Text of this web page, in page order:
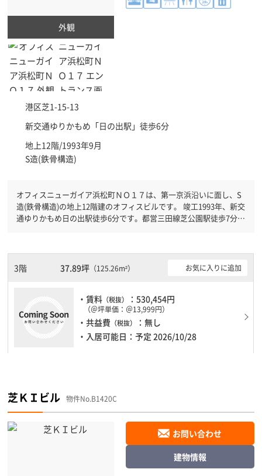
外観
港区芝1-15-13
新交通ゆりかもめ「日の出駅 」徒歩6分
地上12階/1993年9月
S造(鉄骨構造)
オフィスニューガイア浜松町ＮＯ１７は、第一京浜沿いに面し、S
造(鉄骨構造)の地上12階建のオフィスビルです。 竣工1993年、新交
通ゆりかもめ日の出駅徒歩6分です。都営三田線芝公園駅徒歩7分と
震性がしっかりとしています。土日・祝日も利用可能になりますの
で時間帯を気にせず利用できます。
3階 37.89坪 （125.26m²） お気に入りに追加
・賃料 （税抜） ：530,454円
（＠坪単価：＠13,999円）
・共益費 （税抜）
：無し
・入居可能日：予定 2026/10/28
芝ＫＩビル 物件No.B1420C
お問い合わせ
建物情報